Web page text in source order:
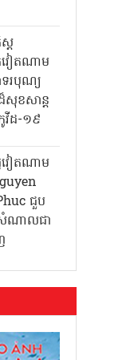
ត
ៀតណាម
របុណ្យ
ខសាន្ត
វីដ-១៩
វៀតណាម
ជួប
ណាលជា